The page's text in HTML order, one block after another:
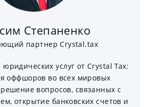
Степаненко
партнер Crystal.tax
услуг от Crystal Tax:
оффшоров во всех мировых
вопросов, связанных с
открытие банковских счетов и